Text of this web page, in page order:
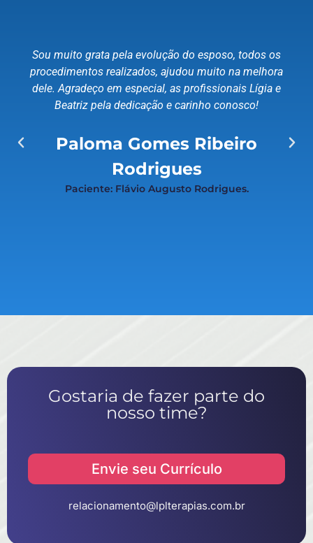
Sou muito grata pela evolução do esposo, todos os
procedimentos realizados, ajudou muito na melhora
dele. Agradeço em especial, as profissionais Lígia e
Beatriz pela dedicação e carinho conosco!
Paloma Gomes Ribeiro
Rodrigues
Paciente: Flávio Augusto Rodrigues.
Gostaria de fazer parte do
nosso time?
Envie seu Currículo
relacionamento@lplterapias.com.br